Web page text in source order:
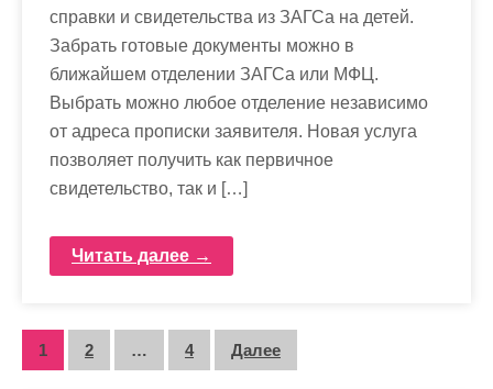
справки и свидетельства из ЗАГСа на детей.
Забрать готовые документы можно в
ближайшем отделении ЗАГСа или МФЦ.
Выбрать можно любое отделение независимо
от адреса прописки заявителя. Новая услуга
позволяет получить как первичное
свидетельство, так и […]
Читать далее →
П
1 2 … 4 Далее